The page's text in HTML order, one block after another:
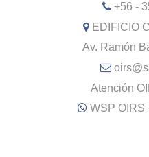
+56 -
EDIFICIO
Av. Ramón
Atención
WSP OIRS